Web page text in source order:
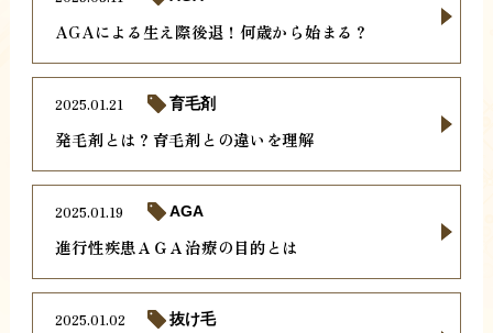
AGAによる生え際後退！何歳から始まる？
発毛剤とは？育毛剤との違いを理解
2025.01.21 育毛剤
進行性疾患ＡＧＡ治療の目的とは
2025.01.19 AGA
2025.01.02 抜け毛